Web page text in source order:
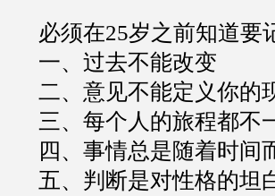
必须在25岁之前知道要
一、过去不能改变
二、意见不能定义你的
三、每个人的旅程都不
四、事情总是随着时间
五、判断是对性格的坦